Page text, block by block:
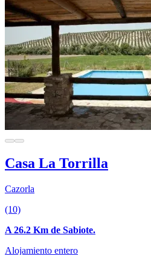
Casa La Torrilla
Cazorla
(10)
A 26.2 Km de Sabiote.
Alojamiento entero